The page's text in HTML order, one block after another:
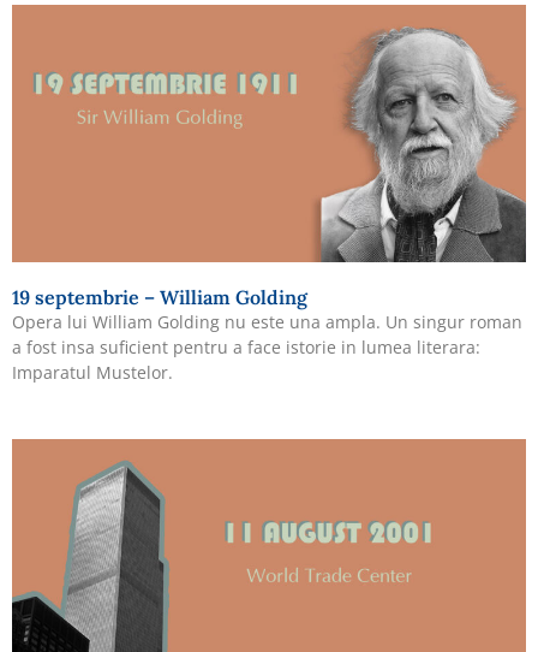
19 septembrie – William Golding
Opera lui William Golding nu este una ampla. Un singur roman
a fost insa suficient pentru a face istorie in lumea literara:
Imparatul Mustelor.